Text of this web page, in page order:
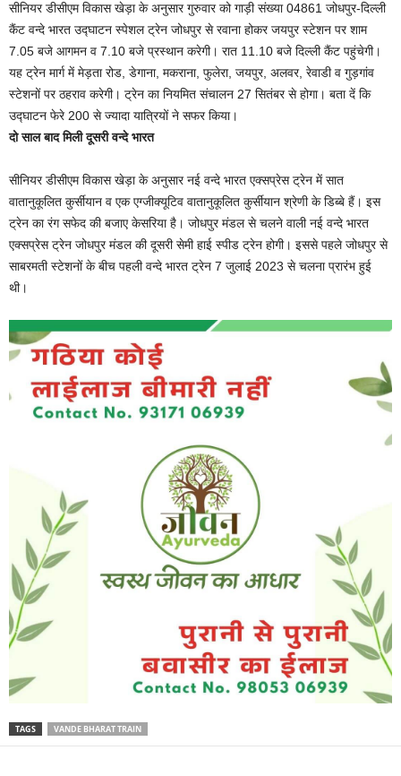
सीनियर डीसीएम विकास खेड़ा के अनुसार गुरुवार को गाड़ी संख्या 04861 जोधपुर-दिल्ली
कैंट वन्दे भारत उद्घाटन स्पेशल ट्रेन जोधपुर से रवाना होकर जयपुर स्टेशन पर शाम
7.05 बजे आगमन व 7.10 बजे प्रस्थान करेगी। रात 11.10 बजे दिल्ली कैंट पहुंचेगी।
यह ट्रेन मार्ग में मेड़ता रोड, डेगाना, मकराना, फुलेरा, जयपुर, अलवर, रेवाडी व गुड़गांव
स्टेशनों पर ठहराव करेगी। ट्रेन का नियमित संचालन 27 सितंबर से होगा। बता दें कि
उद्घाटन फेरे 200 से ज्यादा यात्रियों ने सफर किया।
दो साल बाद मिली दूसरी वन्दे भारत
सीनियर डीसीएम विकास खेड़ा के अनुसार नई वन्दे भारत एक्सप्रेस ट्रेन में सात
वातानुकूलित कुर्सीयान व एक एग्जीक्यूटिव वातानुकूलित कुर्सीयान श्रेणी के डिब्बे हैं। इस
ट्रेन का रंग सफेद की बजाए केसरिया है। जोधपुर मंडल से चलने वाली नई वन्दे भारत
एक्सप्रेस ट्रेन जोधपुर मंडल की दूसरी सेमी हाई स्पीड ट्रेन होगी। इससे पहले जोधपुर से
साबरमती स्टेशनों के बीच पहली वन्दे भारत ट्रेन 7 जुलाई 2023 से चलना प्रारंभ हुई
थी।
TAGS VANDE BHARAT TRAIN